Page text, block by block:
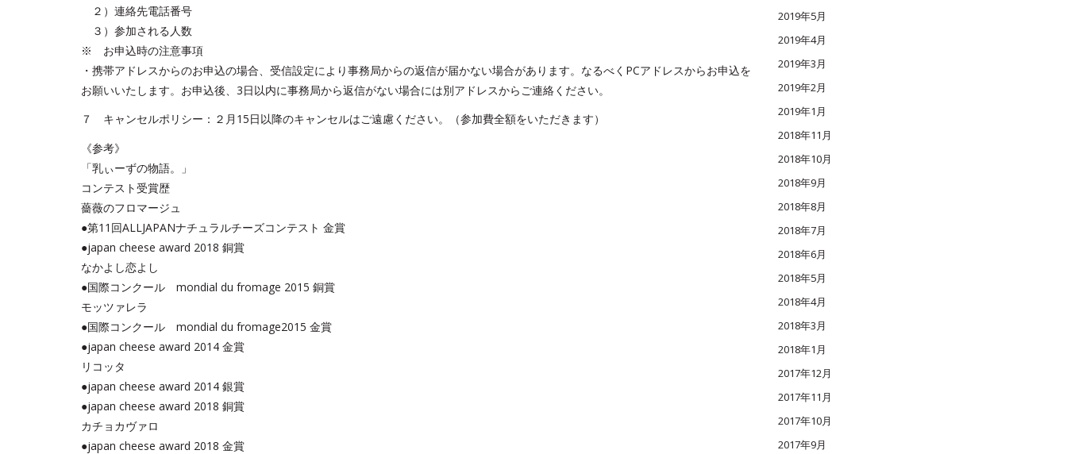
２）連絡先電話番号
３）参加される人数
※ お申込時の注意事項
・携帯アドレスからのお申込の場合、受信設定により事務局からの返信が届かない場合があります。なるべくPCアドレスからお申込を
お願いいたします。お申込後、3日以内に事務局から返信がない場合には別アドレスからご連絡ください。
７ キャンセルポリシー：２月15日以降のキャンセルはご遠慮ください。（参加費全額をいただきます）
《参考》
「乳ぃーずの物語。」
コンテスト受賞歴
薔薇のフロマージュ
●第11回ALLJAPANナチュラルチーズコンテスト 金賞
●japan cheese award 2018 銅賞
なかよし恋よし
●国際コンクール mondial du fromage 2015 銅賞
モッツァレラ
●国際コンクール mondial du fromage2015 金賞
●japan cheese award 2014 金賞
リコッタ
●japan cheese award 2014 銀賞
●japan cheese award 2018 銅賞
カチョカヴァロ
●japan cheese award 2018 金賞
2019年5月
2019年4月
2019年3月
2019年2月
2019年1月
2018年11月
2018年10月
2018年9月
2018年8月
2018年7月
2018年6月
2018年5月
2018年4月
2018年3月
2018年1月
2017年12月
2017年11月
2017年10月
2017年9月